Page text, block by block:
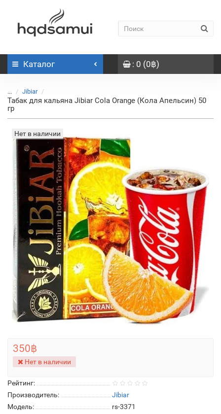
Каталог : 0 (0฿)
... Jibiar
Табак для кальяна Jibiar Cola Orange (Кола Апельсин) 50
гр
Нет в наличии
Рейтинг:
Производитель:
Jibiar
Модель:
rs-3371
350฿
Нет в наличии